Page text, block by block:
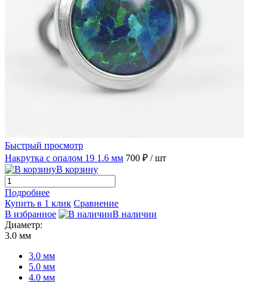
Быстрый просмотр
Накрутка с опалом 19 1.6 мм 700 ₽ / шт
В корзину
Подробнее
Купить в 1 клик Сравнение
В избранное
В наличии
Диаметр:
3.0 мм
3.0 мм
5.0 мм
4.0 мм